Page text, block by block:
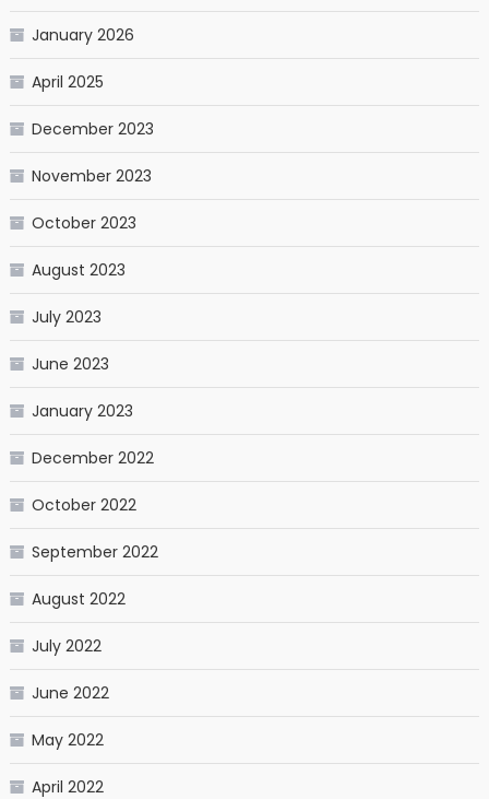
January 2026
April 2025
December 2023
November 2023
October 2023
August 2023
July 2023
June 2023
January 2023
December 2022
October 2022
September 2022
August 2022
July 2022
June 2022
May 2022
April 2022